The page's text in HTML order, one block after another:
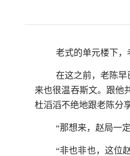
老式的单元楼下
在这之前，老陈
来也很温吞斯文。跟他
杜滔滔不绝地跟老陈分
“那想来，赵局一
“非也非也，这位